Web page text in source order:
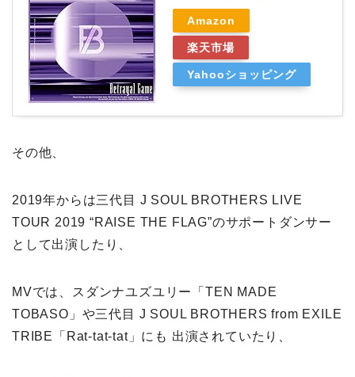
Amazon
楽天市場
Yahooショッピング
その他、
2019年からは三代目 J SOUL BROTHERS LIVE
TOUR 2019 “RAISE THE FLAG”のサポートダンサー
として出演したり、
MVでは、スダンナユズユリー「TEN MADE
TOBASO」や三代目 J SOUL BROTHERS from EXILE
TRIBE「Rat-tat-tat」にも 出演されていたり、